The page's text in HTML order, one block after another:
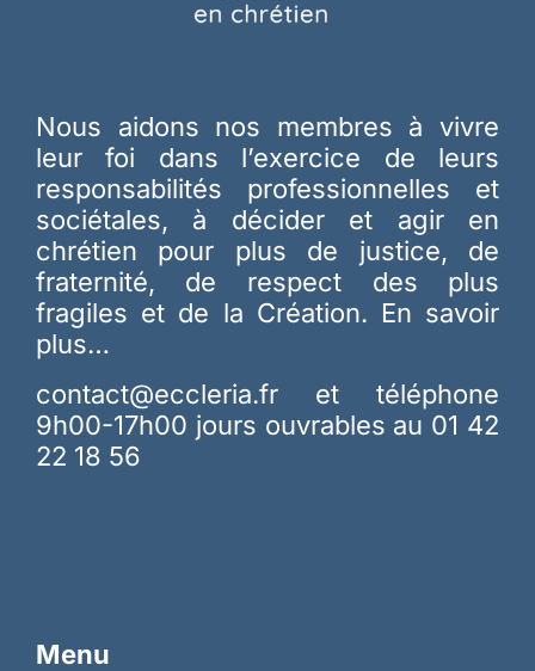
Nous aidons nos membres à vivre
leur foi dans l’exercice de leurs
responsabilités professionnelles et
sociétales, à décider et agir en
chrétien pour plus de justice, de
fraternité, de respect des plus
fragiles et de la Création. En savoir
plus…
contact@eccleria.fr et téléphone
9h00-17h00 jours ouvrables au 01 42
22 18 56
Menu